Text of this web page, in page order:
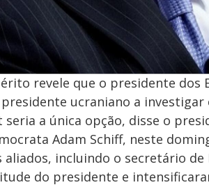
revele que o presidente dos
ucraniano a investigar
a única opção, disse o
Adam Schiff, neste
aliados, incluindo o secretário
do presidente e